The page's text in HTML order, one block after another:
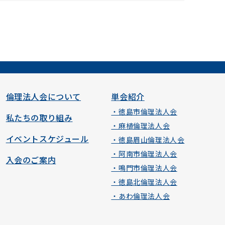
倫理法人会について
私たちの取り組み
イベントスケジュール
入会のご案内
単会紹介
・徳島市倫理法人会
・麻植倫理法人会
・徳島眉山倫理法人会
・阿南市倫理法人会
・鳴門市倫理法人会
・徳島北倫理法人会
・あわ倫理法人会